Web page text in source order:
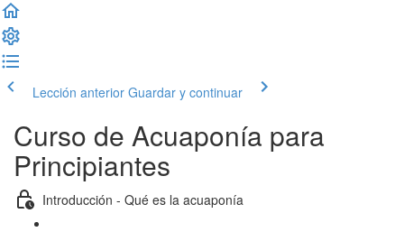
Lección anterior Guardar y continuar
Curso de Acuaponía para
Principiantes
Introducción - Qué es la acuaponía